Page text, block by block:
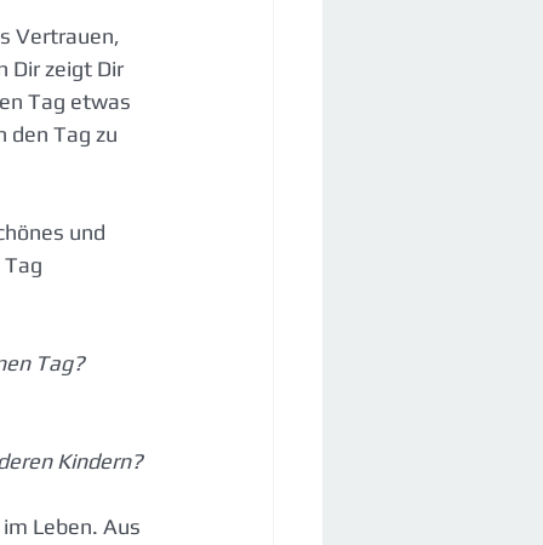
Vertrauen,
Dir zeigt Dir
Tag etwas
den Tag zu
und
Tag?
Kindern?
Leben. Aus